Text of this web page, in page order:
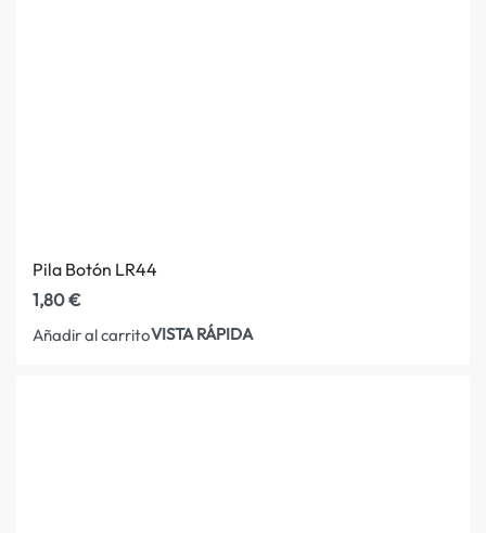
Pila Botón LR44
1,80€
Añadir al carritoVISTA RÁPIDA